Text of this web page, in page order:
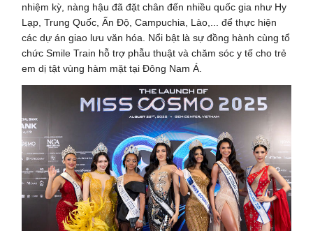
nhiệm kỳ, nàng hậu đã đặt chân đến nhiều quốc gia như Hy
Lạp, Trung Quốc, Ấn Độ, Campuchia, Lào,... để thực hiện
các dự án giao lưu văn hóa. Nổi bật là sự đồng hành cùng tổ
chức Smile Train hỗ trợ phẫu thuật và chăm sóc y tế cho trẻ
em dị tật vùng hàm mặt tại Đông Nam Á.